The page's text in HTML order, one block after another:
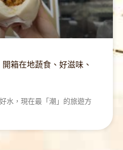
箱在地蔬食、好滋味、
水，現在最「潮」的旅遊方